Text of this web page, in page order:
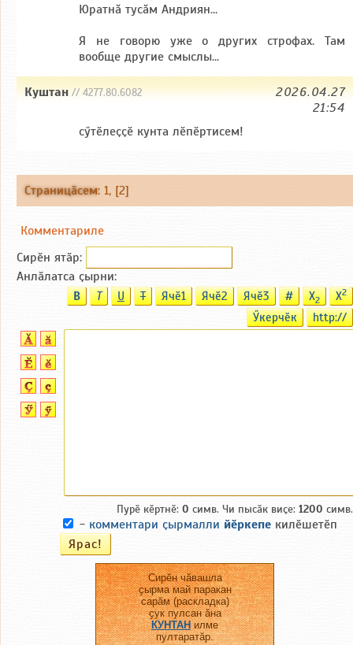
Юратнă тусăм Андриян...
Я не говорю уже о других строфах. Там
вообще другие смыслы...
Куштан// 4277.80.6082
2026.04.27
21:54
сӳтӗлеҫҫӗ кунта лӗпӗртисем!
Страницӑсем: 1, [2]
Комментариле
Сирӗн ятӑp:
Анлӑлатса ҫырни:
B T U T Ячӗ1 Ячӗ2 Ячӗ3 # X2 X2
Ӳкерчӗк http://
Пурӗ кӗртнӗ: 0 симв. Чи пысӑк виҫе: 1200 симв.
- комментари ҫырмалли йӗркепе килӗшетӗп
Сирӗн чӑвашла
ҫырма май паракан
сарӑм (раскладка)
ҫук пулсан ӑна
КУНТАН илме
пултаратӑр.